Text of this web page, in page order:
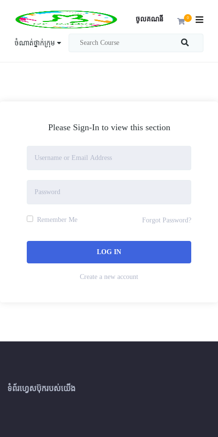
ចំណាត់ថ្នាក់ក្រុម
0
ចូលគណនី
Please Sign-In to view this section
Remember Me Forgot Password?
Create a new account
ទំព័រហ្វេសប៊ុករបស់យើង